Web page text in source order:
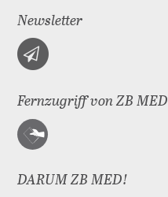
Newsletter
Fernzugriff von ZB MED
DARUM ZB MED!